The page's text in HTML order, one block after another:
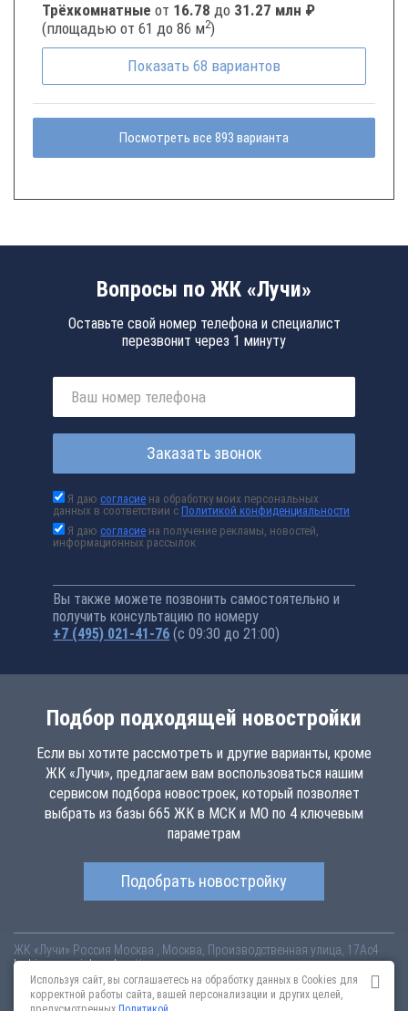
Трёхкомнатные от 16.78 до 31.27 млн ₽
(площадью от 61 до 86 м2)
Показать 68 вариантов
Посмотреть все 893 варианта
Вопросы по ЖК «Лучи»
Оставьте свой номер телефона и специалист
перезвонит через 1 минуту
Заказать звонок
Я даюсогласие на обработку моих персональных
данных в соответствии сПолитикой конфиденциальности
Я даюсогласие на получение рекламы, новостей,
информационных рассылок
Вы также можете позвонить самостоятельно и
получить консультацию по номеру
+7 (495) 021-41-76 (с 09:30 до 21:00)
Подбор подходящей новостройки
Если вы хотите рассмотреть и другие варианты, кроме
ЖК «Лучи», предлагаем вам воспользоваться нашим
сервисом подбора новостроек, который позволяет
выбрать из базы 665 ЖК в МСК и МО по 4 ключевым
параметрам
Подобрать новостройку
ЖК «Лучи» Россия Москва
, Москва, Производственная улица, 17Ас4
luchi.novopoisk.msk.ruКупить квартиру в новом жилом комплексе
«Лучи» от «ЛСР. Недвижимость - Москва» в районе Солнцево. Квартиры
различных планировок от 7.57 млн рублей!
Используя сайт, вы соглашаетесь на обработку данных в Cookies для
корректной работы сайта, вашей персонализации и других целей,